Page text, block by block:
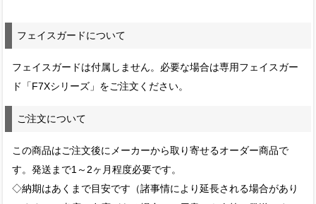
フェイスガードについて
フェイスガードは付属しません。必要な場合は専用フェイスガー
ド「F7Xシリーズ」をご注文ください。
ご注文について
この商品はご注文後にメーカーから取り寄せるオーダー商品で
す。発送まで1～2ヶ月程度必要です。
◇納期はあくまで目安です（諸事情により延長される場合があり